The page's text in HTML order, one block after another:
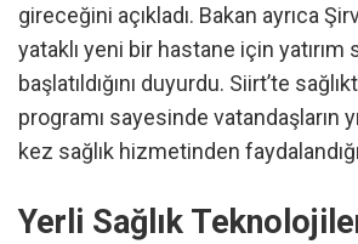
gireceğini açıkladı. Bakan ayrıca
yataklı yeni bir hastane için yatırım
başlatıldığını duyurdu. Siirt’te
programı sayesinde vatandaşların
kez sağlık hizmetinden
Yerli Sağlık